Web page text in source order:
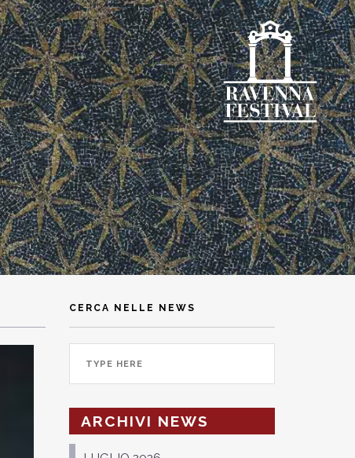
CERCA NELLE NEWS
ARCHIVI NEWS